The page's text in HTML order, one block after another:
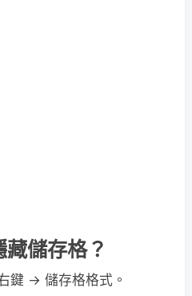
儲存格？
鍵 → 儲存格格式。